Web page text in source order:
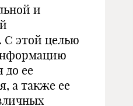
и
С этой целью
до ее
а также ее